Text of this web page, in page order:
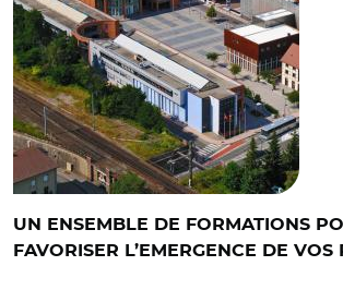
UN ENSEMBLE DE FORMATIONS
FAVORISER L’EMERGENCE DE VOS